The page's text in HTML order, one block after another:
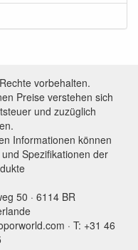
vorbehalten.
Preise verstehen sich
und zuzüglich
Informationen können
Spezifikationen der
50 · 6114 BR
· T: +31 46